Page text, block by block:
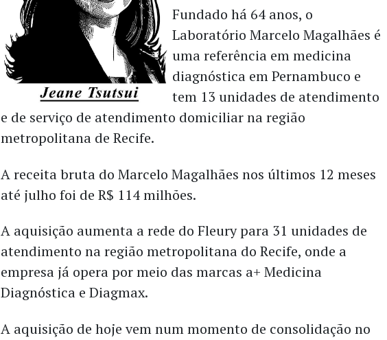
Fundado há 64 anos, o
Laboratório Marcelo Magalhães é
uma referência em medicina
diagnóstica em Pernambuco e
tem 13 unidades de atendimento
e de serviço de atendimento domiciliar na região
metropolitana de Recife.
A receita bruta do Marcelo Magalhães nos últimos 12 meses
até julho foi de R$ 114 milhões.
A aquisição aumenta a rede do Fleury para 31 unidades de
atendimento na região metropolitana do Recife, onde a
empresa já opera por meio das marcas a+ Medicina
Diagnóstica e Diagmax.
A aquisição de hoje vem num momento de consolidação no